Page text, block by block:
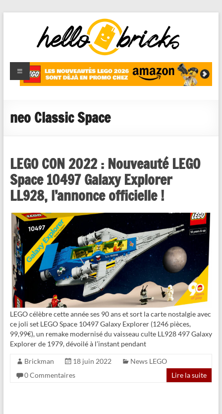
HelloBricks
Blog LEGO,
nouveaut�s
reviews
neo Classic Space
LEGO CON 2022 : Nouveauté LEGO
Space 10497 Galaxy Explorer
LL928, l’annonce officielle !
LEGO célèbre cette année ses 90 ans et sort la carte nostalgie avec
ce joli set LEGO Space 10497 Galaxy Explorer (1246 pièces,
99,99€), un remake modernisé du vaisseau culte LL928 497 Galaxy
Explorer de 1979, dévoilé à l’instant pendant
Brickman 18 juin 2022
News LEGO
0 Commentaires
Lire la suite